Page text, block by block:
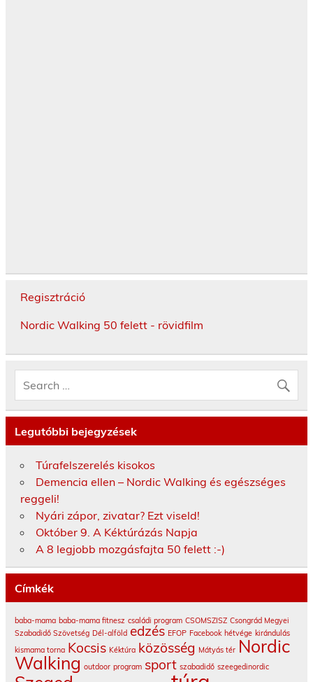
Regisztráció
Nordic Walking 50 felett - rövidfilm
Legutóbbi bejegyzések
Túrafelszerelés kisokos
Demencia ellen – Nordic Walking és egészséges
reggeli!
Nyári zápor, zivatar? Ezt viseld!
Október 9. A Kéktúrázás Napja
A 8 legjobb mozgásfajta 50 felett :-)
Címkék
baba-mama baba-mama fitnesz családi program CSOMSZISZ Csongrád Megyei
Szabadidő Szövetség Dél-alföld edzés EFOP Facebook hétvége kirándulás
kismama torna Kocsis Kéktúra közösség Mátyás tér Nordic
Walking outdoor program sport szabadidő szeegedinordic